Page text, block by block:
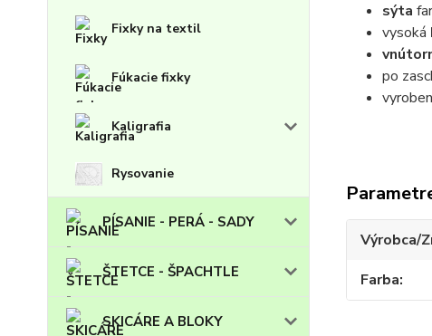
Fixky na textil
Fúkacie fixky
Kaligrafia
Rysovanie
PÍSANIE - PERÁ - SADY
ŠTETCE - ŠPACHTLE
SKICÁRE A BLOKY
sýta
vysoká
po
Výrobca/
Farba